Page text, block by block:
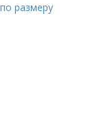
размеру